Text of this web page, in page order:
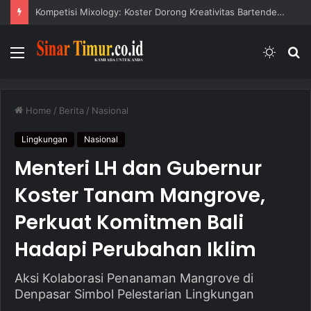
Kompetisi Mixology: Koster Dorong Kreativitas Bartender Muda Bali
Menu
Switch
Home / Berita / Nasional
Lingkungan Nasional
Menteri LH dan Gubernur
Koster Tanam Mangrove,
Perkuat Komitmen Bali
Hadapi Perubahan Iklim
Aksi Kolaborasi Penanaman Mangrove di
Denpasar Simbol Pelestarian Lingkungan